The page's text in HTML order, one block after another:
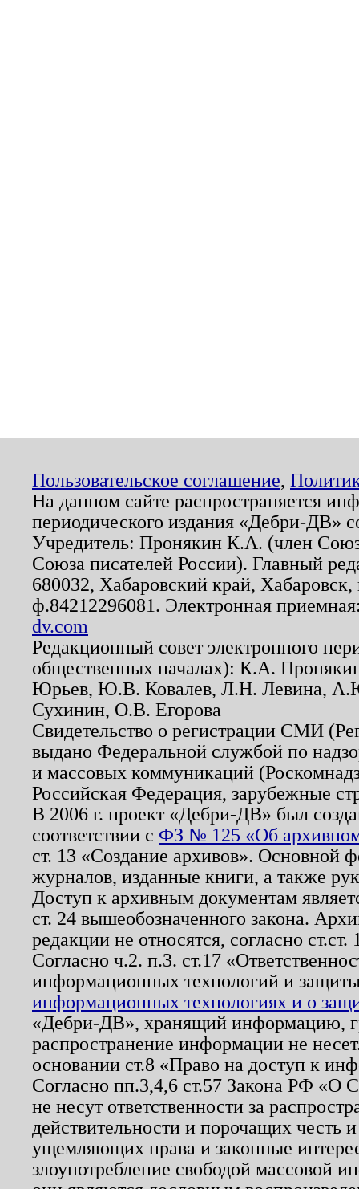
Пользовательское соглашение,
На данном сайте распространяется
периодического издания «Дебри-ДВ»
Учредитель: Пронякин К.А. (член
Союза писателей России). Главный
680032, Хабаровский край,
ф.84212296081. Электронная
dv.com
Редакционный совет электронного
общественных началах): К.А.
Юрьев, Ю.В. Ковалев, Л.Н. Левина,
Сухинин, О.В. Егорова
Свидетельство о регистрации СМИ
выдано Федеральной службой по
и массовых коммуникаций
Российская Федерация, зарубежные
В 2006 г. проект «Дебри-ДВ» был
соответствии с ФЗ № 125 «Об
ст. 13 «Создание архивов». Основной
журналов, изданные книги, а также
Доступ к архивным документам
ст. 24 вышеобозначенного закона.
редакции не относятся, согласно
Согласно ч.2. п.3. ст.17
информационных технологий и
информационных технологиях и о
«Дебри-ДВ», хранящий информацию,
распространение информации не
основании ст.8 «Право на доступ к
Согласно пп.3,4,6 ст.57 Закона РФ «О
не несут ответственности за
действительности и порочащих честь
ущемляющих права и законные
злоупотребление свободой массовой